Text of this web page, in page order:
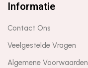
Informatie
Contact Ons
Veelgestelde Vragen
Algemene Voorwaarden